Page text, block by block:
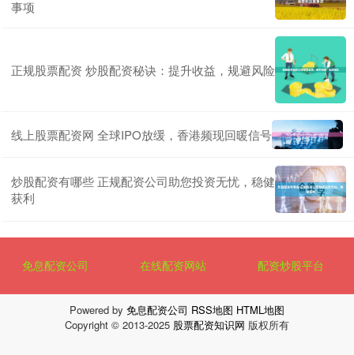
事项
正规股票配资 炒股配资秘诀：提升收益，规避风险
线上股票配资网 全球IPO放缓，香港频现回暖信号
炒股配资有哪些 正规配资公司助您投资无忧，稳健
获利
免息配资公司 在线配资网站 配资炒股平台
Powered by 免息配资公司 RSS地图 HTML地图
Copyright © 2013-2025 股票配资知识网 版权所有